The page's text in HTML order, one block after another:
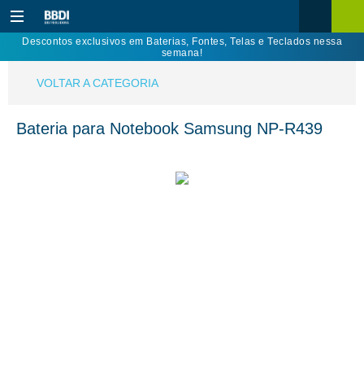
Descontos exclusivos em Baterias, Fontes, Telas e Teclados nessa
semana!
VOLTAR A CATEGORIA
Bateria para Notebook Samsung NP-R439